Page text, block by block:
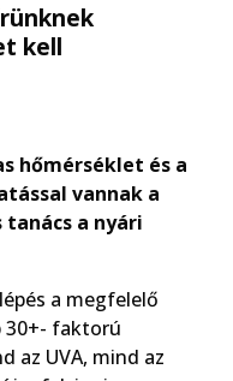
kell
hőmérséklet és a
vannak a
a nyári
a megfelelő
30+- faktorú
az UVA, mind az